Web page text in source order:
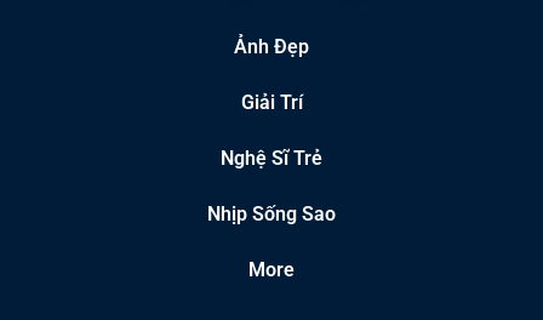
Ảnh Đẹp
Giải Trí
Nghệ Sĩ Trẻ
Nhịp Sống Sao
More